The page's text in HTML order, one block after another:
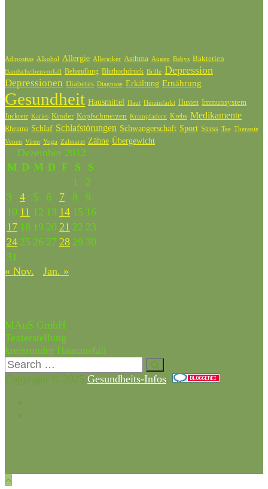
Adipositas Alkohol Allergie Allergiker Asthma Augen Babys Bakterien
Bandscheibenvorfall Behandlung Bluthochdruck Brille Depression
Depressionen Diabetes Diagnose Erkältung Ernährung
Gesundheit Hausmittel Haut Herzinfarkt Husten Immunsystem
Juckreiz Karies Kinder Kopfschmerzen Krampfadern Krebs Medikamente
Rheuma Schlaf Schlafstörungen Schwangerschaft Sport Stress Tee Therapie
Venen Viren Yoga Zahnarzt Zähne Übergewicht
Dezember 2012
M D M D F S
S
1
2
3
4 5 6 7 8
9
10 11 12 13 14 15 16
17 18 19 20 21 22 23
24 25 26 27 28 29 30
31
« Nov.
Jan. »
MAuS GmbH
Texterstellung
kreisrunder Haarausfall
Copyright © 2025 Gesundheits-Infos.